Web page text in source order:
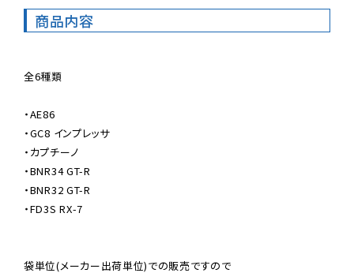
商品内容
全6種類
・AE86
・GC8 インプレッサ
・カプチーノ
・BNR34 GT-R
・BNR32 GT-R
・FD3S RX-7
袋単位(メーカー出荷単位)での販売ですので